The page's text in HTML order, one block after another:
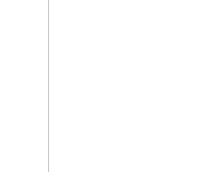
Giảm bớt những bước phiền
chóng sử dụng chức năng